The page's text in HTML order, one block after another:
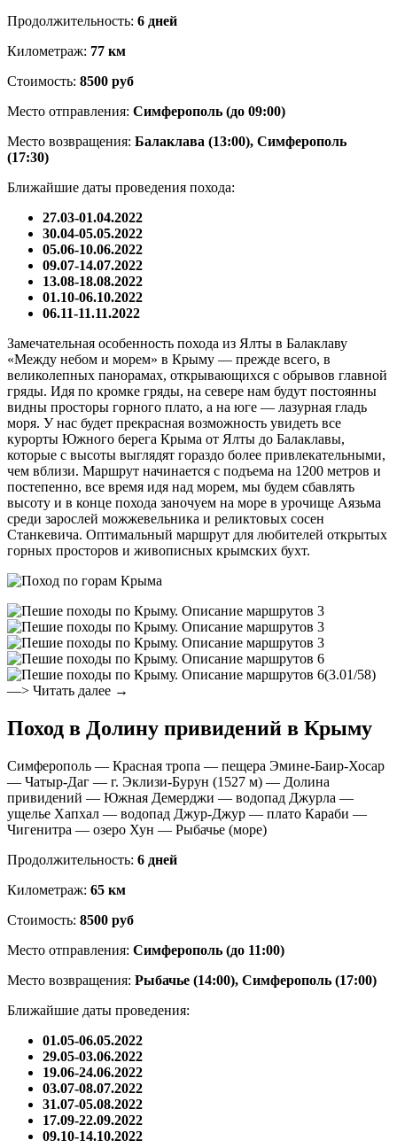
Продолжительность: 6 дней
Километраж: 77 км
Стоимость: 8500 руб
Место отправления: Симферополь (до 09:00)
Место возвращения: Балаклава (13:00), Симферополь
(17:30)
Ближайшие даты проведения похода:
27.03-01.04.2022
30.04-05.05.2022
05.06-10.06.2022
09.07-14.07.2022
13.08-18.08.2022
01.10-06.10.2022
06.11-11.11.2022
Замечательная особенность похода из Ялты в Балаклаву
«Между небом и морем» в Крыму — прежде всего, в
великолепных панорамах, открывающихся с обрывов главной
гряды. Идя по кромке гряды, на севере нам будут постоянны
видны просторы горного плато, а на юге — лазурная гладь
моря. У нас будет прекрасная возможность увидеть все
курорты Южного берега Крыма от Ялты до Балаклавы,
которые с высоты выглядят гораздо более привлекательными,
чем вблизи. Маршрут начинается с подъема на 1200 метров и
постепенно, все время идя над морем, мы будем сбавлять
высоту и в конце похода заночуем на море в урочище Аязьма
среди зарослей можжевельника и реликтовых сосен
Станкевича. Оптимальный маршрут для любителей открытых
горных просторов и живописных крымских бухт.
(3.01/58)
—> Читать далее →
Поход в Долину привидений в Крыму
Симферополь — Красная тропа — пещера Эмине-Баир-Хосар
— Чатыр-Даг — г. Эклизи-Бурун (1527 м) — Долина
привидений — Южная Демерджи — водопад Джурла —
ущелье Хапхал — водопад Джур-Джур — плато Караби —
Чигенитра — озеро Хун — Рыбачье (море)
Продолжительность: 6 дней
Километраж: 65 км
Стоимость: 8500 руб
Место отправления: Симферополь (до 11:00)
Место возвращения: Рыбачье (14:00), Симферополь (17:00)
Ближайшие даты проведения:
01.05-06.05.2022
29.05-03.06.2022
19.06-24.06.2022
03.07-08.07.2022
31.07-05.08.2022
17.09-22.09.2022
09.10-14.10.2022